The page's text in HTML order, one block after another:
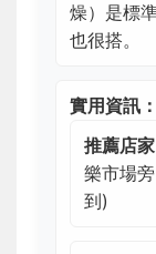
燥）是標
也很搭。
實用資訊：
推薦店家
樂市場
到)